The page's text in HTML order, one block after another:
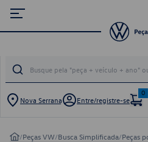
Nova Serrana Entre/registre-se
0
/Peças VW/Busca Simplificada/Peças